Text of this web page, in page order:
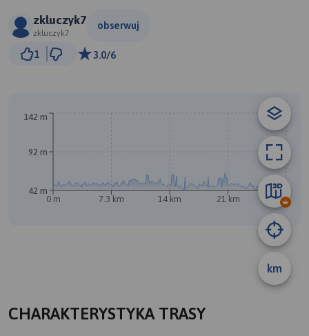
zkluczyk7
zkluczyk7
obserwuj
1 3.0/6
km
0 m 7.3 km 14 km 21 km 29 km
42 m
92 m
142 m
CHARAKTERYSTYKA TRASY